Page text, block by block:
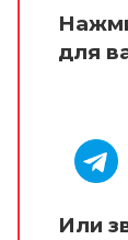
для
Или